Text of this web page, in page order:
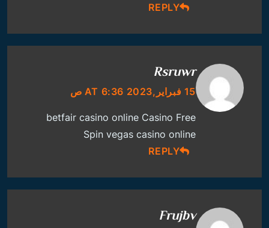
REPLY
Rsruwr
15 فبراير,2023 AT 6:36 ص
betfair casino online Casino Free
Spin vegas casino online
REPLY
Frujbv